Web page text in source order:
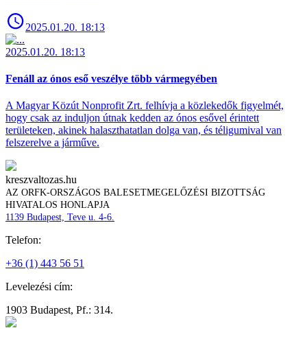
2025.01.20. 18:13
2025.01.20. 18:13
Fenáll az ónos eső veszélye több vármegyében
A Magyar Közút Nonprofit Zrt. felhívja a közlekedők figyelmét,
hogy csak az induljon útnak kedden az ónos esővel érintett
területeken, akinek halaszthatatlan dolga van, és téligumival van
felszerelve a járműve.
kreszvaltozas.hu
AZ ORFK-ORSZÁGOS BALESETMEGELŐZÉSI BIZOTTSÁG
HIVATALOS HONLAPJA
1139 Budapest, Teve u. 4-6.
Telefon:
+36 (1) 443 56 51
Levelezési cím:
1903 Budapest, Pf.: 314.